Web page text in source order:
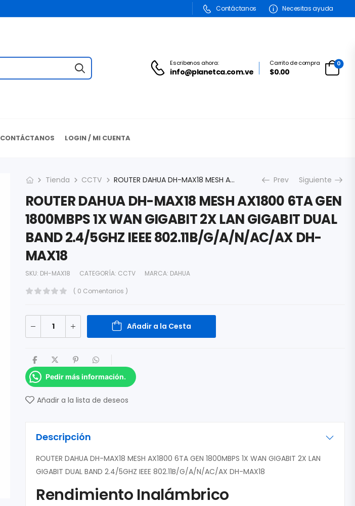
Contáctanos Necesitas ayuda
Escribenos ahora:
info@planetca.com.ve
Carrito de compra
$0.00
0
CONTÁCTANOS LOGIN / MI CUENTA
Tienda CCTV ROUTER DAHUA DH-MAX18 MESH AX1800 6TA GEN 1800MBPS 1X WAN GIGABIT 2X LAN GIGABIT DUAL BAND 2.4/5GHZ IEEE 802.11B/G/A/N/AC/AX DH-MAX18 Prev Siguiente
ROUTER DAHUA DH-MAX18 MESH AX1800 6TA GEN
1800MBPS 1X WAN GIGABIT 2X LAN GIGABIT DUAL
BAND 2.4/5GHZ IEEE 802.11B/G/A/N/AC/AX DH-
MAX18
SKU: DH-MAX18 CATEGORÍA: CCTV MARCA: DAHUA
( 0 Comentarios )
Añadir a la Cesta
Pedir más información.
Añadir a la lista de deseos
Descripción
ROUTER DAHUA DH-MAX18 MESH AX1800 6TA GEN 1800MBPS 1X WAN GIGABIT 2X LAN
GIGABIT DUAL BAND 2.4/5GHZ IEEE 802.11B/G/A/N/AC/AX DH-MAX18
Rendimiento Inalámbrico